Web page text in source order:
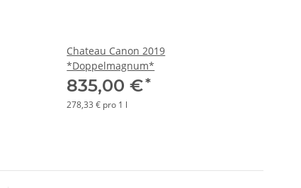
Chateau Canon 2019
*Doppelmagnum*
835,00 €*
278,33 € pro 1 l